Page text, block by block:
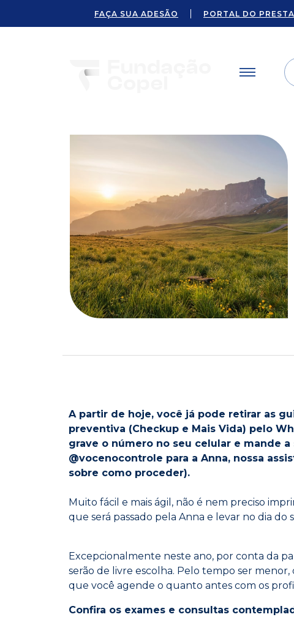
FAÇA SUA ADESÃO PORTAL DO
A partir de hoje, você já pode retirar as
preventiva (Checkup e Mais Vida) pelo
grave o número no seu celular e mande
@vocenocontrole para a Anna, nossa
sobre como proceder).
Muito fácil e mais ágil, não é nem preciso
que será passado pela Anna e levar no dia do
Excepcionalmente neste ano, por conta da
serão de livre escolha. Pelo tempo ser menor,
que você agende o quanto antes com os
Confira os exames e consultas